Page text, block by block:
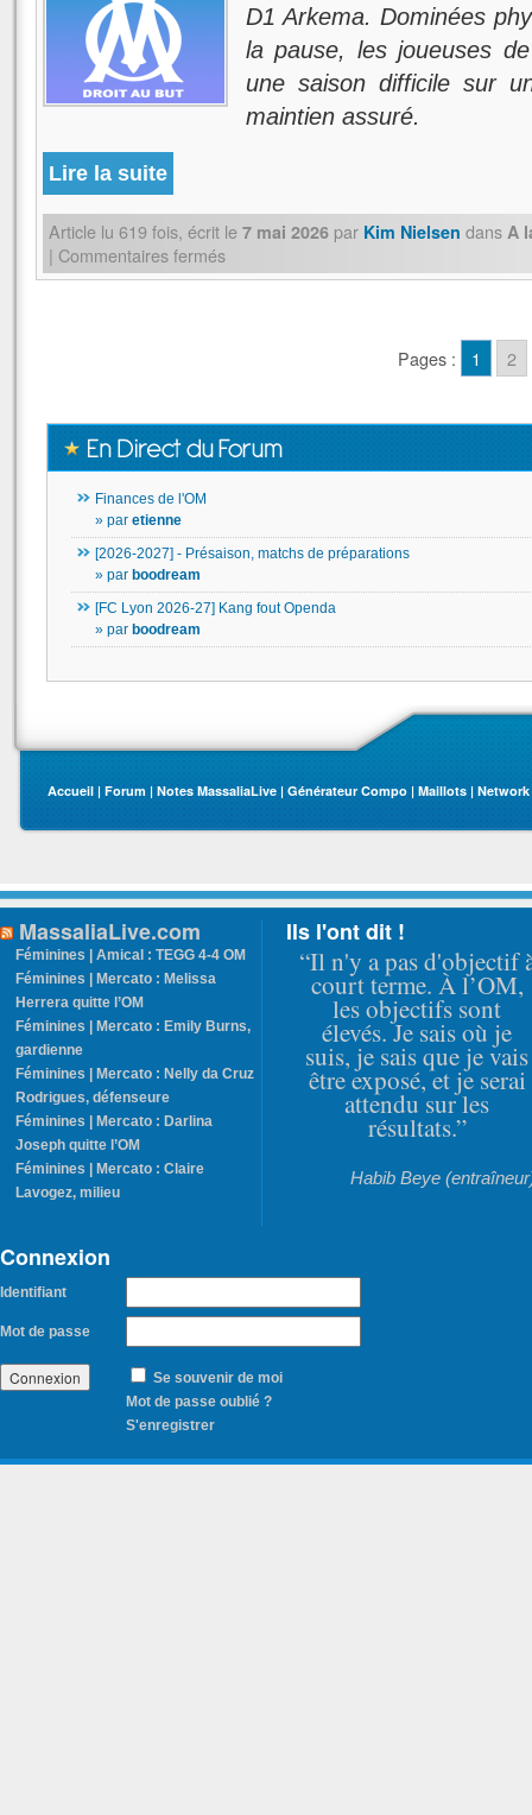
D1 Arkema. Dominées
la pause, les joueuses
une saison difficile sur
maintien assuré.
Lire la suite
Article lu 619 fois, écrit le 7 mai 2026 par Kim Nielsen dans A
| Commentaires fermés
Pages : 1 2
Finances de l'OM
» par etienne
[2026-2027] - Présaison, matchs de préparations
» par boodream
[FC Lyon 2026-27] Kang fout Openda
» par boodream
Accueil | Forum | Notes MassaliaLive | Générateur Compo | Maillots | Network
MassaliaLive.com
Féminines | Amical : TEGG 4-4 OM
Féminines | Mercato : Melissa
Herrera quitte l’OM
Féminines | Mercato : Emily Burns,
gardienne
Féminines | Mercato : Nelly da Cruz
Rodrigues, défenseure
Féminines | Mercato : Darlina
Joseph quitte l’OM
Féminines | Mercato : Claire
Lavogez, milieu
Ils l'ont dit !
“Il n'y a pas d'objectif
court terme. À l’OM,
les objectifs sont
élevés. Je sais où je
suis, je sais que je vais
être exposé, et je serai
attendu sur les
résultats.”
Habib Beye
Connexion
Identifiant
Mot de passe
Se souvenir de moi
Mot de passe oublié ?
S'enregistrer